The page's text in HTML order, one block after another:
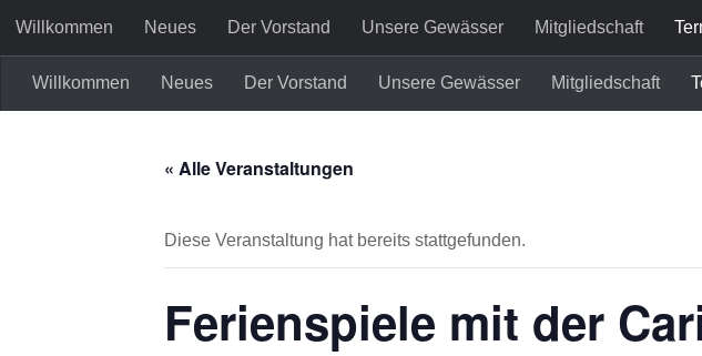
Zum Inhalt springen
Willkommen Neues Der Vorstand Unsere Gewässer Mitgliedschaft
Willkommen Neues Der Vorstand Unsere Gewässer Mitgliedschaft
« Alle Veranstaltungen
Diese Veranstaltung hat bereits stattgefunden.
Ferienspiele mit der